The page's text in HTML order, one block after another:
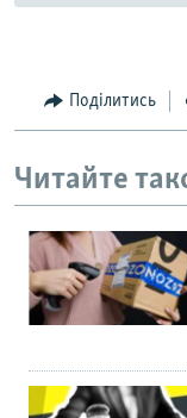
Поділитись
Читайте